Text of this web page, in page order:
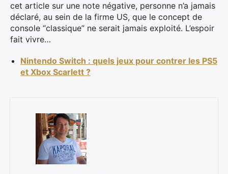
cet article sur une note négative, personne n’a jamais
déclaré, au sein de la firme US, que le concept de
console “classique” ne serait jamais exploité. L’espoir
fait vivre…
Nintendo Switch : quels jeux pour contrer les PS5
et Xbox Scarlett ?